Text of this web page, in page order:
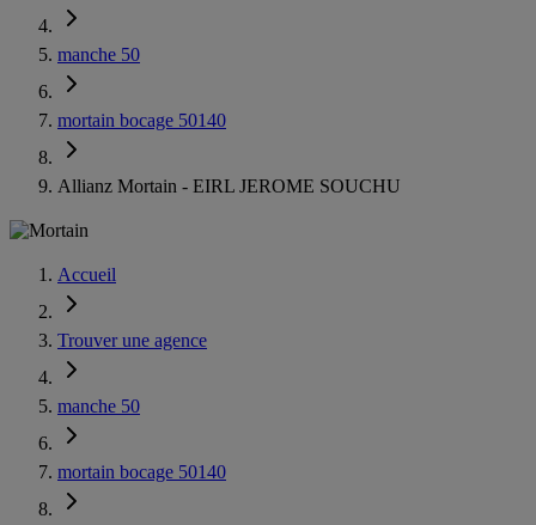
manche 50
mortain bocage 50140
Allianz Mortain - EIRL JEROME SOUCHU
Accueil
Trouver une agence
manche 50
mortain bocage 50140